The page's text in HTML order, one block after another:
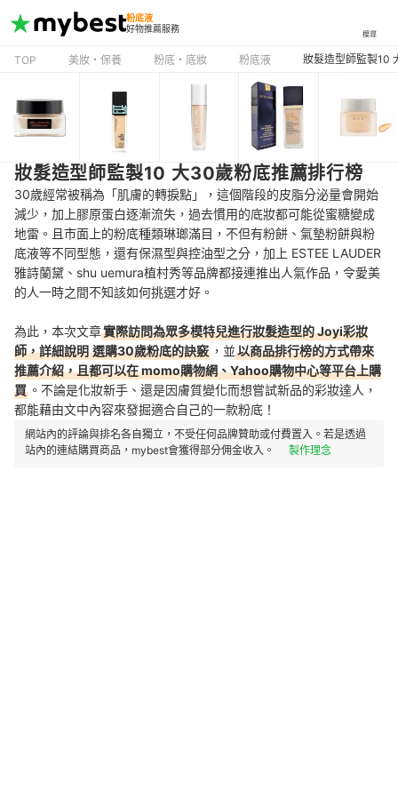
粉底液
好物推薦服務
搜尋
TOP 美妝・保養 粉底・底妝 粉底液 妝髮造型師監製10
妝髮造型師監製10 大30歲粉底推薦排行榜
30歲經常被稱為「肌膚的轉捩點」，這個階段的皮脂分泌量會開始
減少，加上膠原蛋白逐漸流失，過去慣用的底妝都可能從蜜糖變成
地雷。且市面上的粉底種類琳瑯滿目，不但有粉餅、氣墊粉餅與粉
底液等不同型態，還有保濕型與控油型之分，加上 ESTEE LAUDER
雅詩蘭黛 、 shu uemura植村秀等品牌都接連推出人氣作品，令愛美
的人一時之間不知該如何挑選才好。
為此，本次文章實際訪問為眾多模特兒進行妝髮造型的 Joyi彩妝
師，詳細說明 選購30歲粉底的訣竅 ，並以商品排行榜的方式帶來
推薦介紹，且都可以在 momo購物網、Yahoo購物中心等平台上購
買 。不論是化妝新手、還是因膚質變化而想嘗試新品的彩妝達人，
都能藉由文中內容來發掘適合自己的一款粉底！
網站內的評論與排名各自獨立，不受任何品牌贊助或付費置入。若是透過
站內的連結購買商品，mybest會獲得部分佣金收入。
製作理念